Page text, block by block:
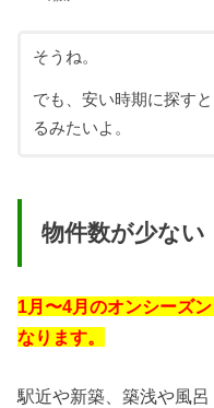
そうね。
でも、安い時期に探す
るみたいよ。
物件数が少ない
1月〜4月のオンシーズ
なります。
駅近や新築、築浅や風